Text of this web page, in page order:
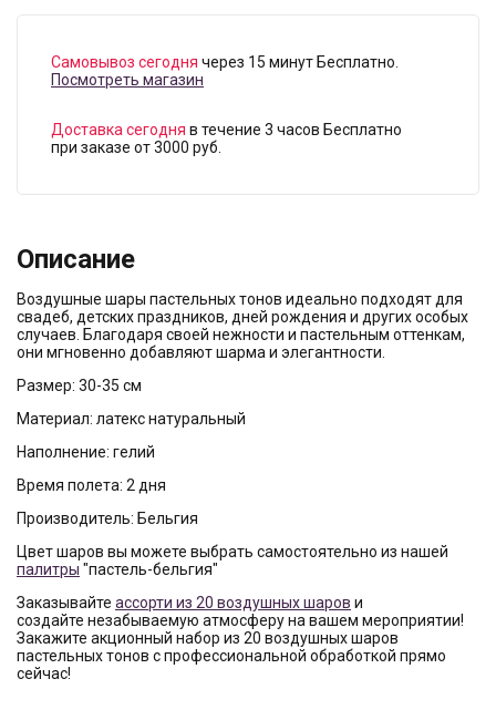
Самовывоз сегодня через 15 минут Бесплатно.
Посмотреть магазин
Доставка сегодня в течение 3 часов Бесплатно
при заказе от 3000 руб.
Описание
Воздушные шары пастельных тонов идеально подходят для
свадеб, детских праздников, дней рождения и других особых
случаев. Благодаря своей нежности и пастельным оттенкам,
они мгновенно добавляют шарма и элегантности.
Размер: 30-35 см
Материал: латекс натуральный
Наполнение: гелий
Время полета: 2 дня
Производитель: Бельгия
Цвет шаров вы можете выбрать самостоятельно из нашей
палитры "пастель-бельгия"
Заказывайте ассорти из 20 воздушных шаров и
создайте незабываемую атмосферу на вашем мероприятии!
Закажите акционный набор из 20 воздушных шаров
пастельных тонов с профессиональной обработкой прямо
сейчас!